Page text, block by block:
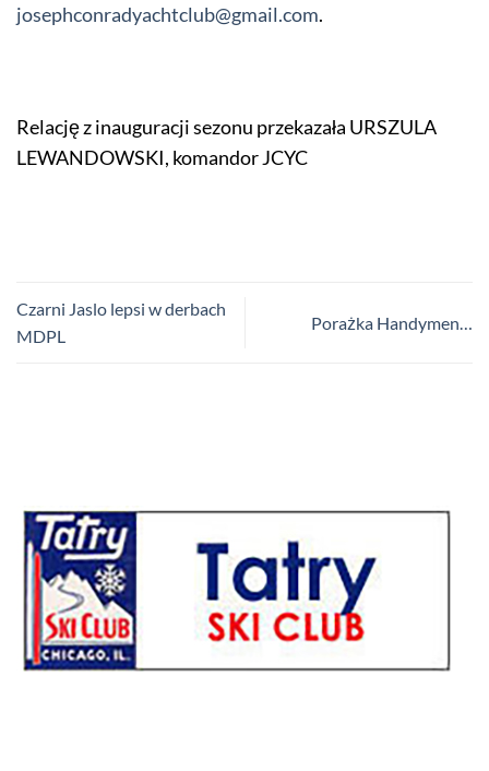
josephconradyachtclub@gmail.com.
Relację z inauguracji sezonu przekazała URSZULA
LEWANDOWSKI, komandor JCYC
Czarni Jaslo lepsi w derbach
MDPL
Porażka Handymen…